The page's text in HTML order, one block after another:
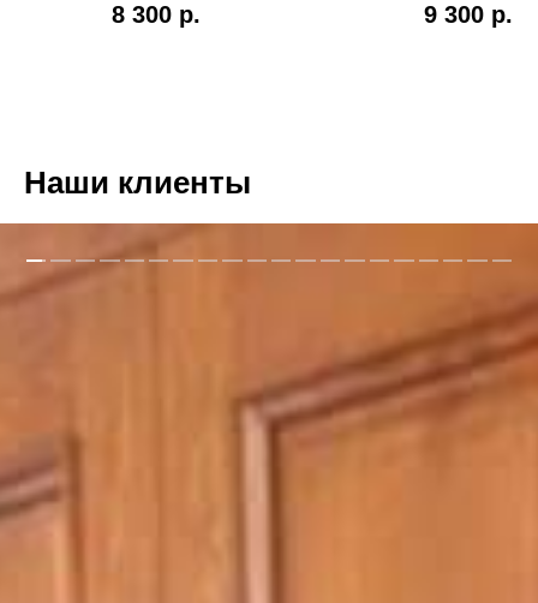
8 300 р. 9 300 р.
Наши клиенты